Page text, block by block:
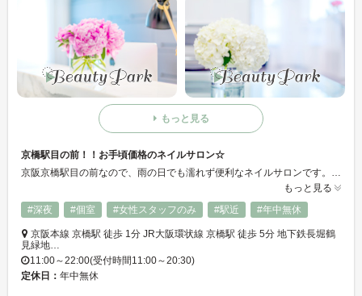
もっと見る
京橋駅目の前！！お手頃価格のネイルサロン☆
京阪京橋駅目の前なので、雨の日でも濡れず便利なネイルサロンです。 お手頃価格でアットホームな雰囲気のお店♪ ネイルサロンが初めての方もお勧めっっ！！
もっと見る
#深夜
#個室 #女性スタッフのみ #駅近 #年中無休
京阪本線 京橋駅 徒歩 1分 JR大阪環状線 京橋駅 徒歩 5分 地下鉄長堀鶴
見緑地…
11:00～22:00(受付時間11:00～20:30)
定休日： 年中無休